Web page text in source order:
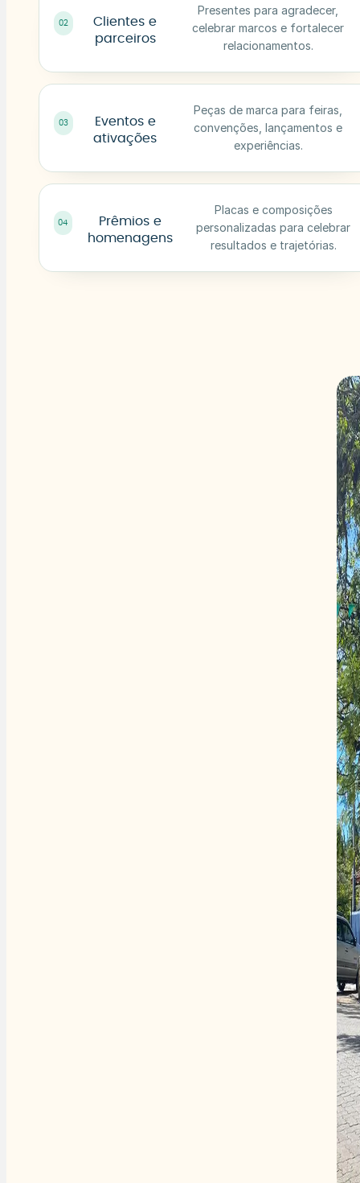
02
Clientes e
parceiros
Presentes para agradecer,
celebrar marcos e fortalecer
relacionamentos.
03
Eventos e
ativações
Peças de marca para feiras,
convenções, lançamentos e
experiências.
04
Prêmios e
homenagens
Placas e composições
personalizadas para celebrar
resultados e trajetórias.